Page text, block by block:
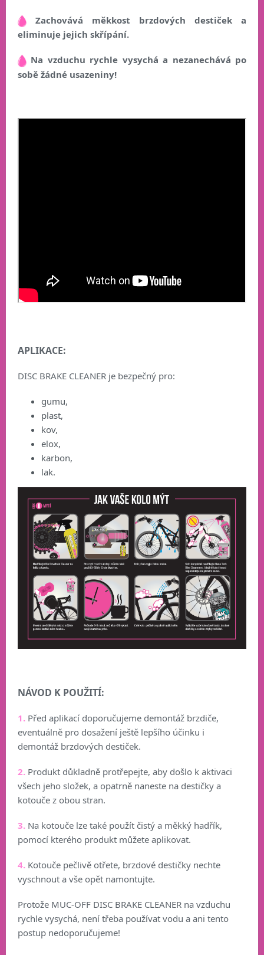
Zachovává měkkost brzdových destiček a
eliminuje jejich skřípání.
Na vzduchu rychle vysychá a nezanechává po
sobě žádné usazeniny!
APLIKACE:
DISC BRAKE CLEANER je bezpečný pro:
gumu,
plast,
kov,
elox,
karbon,
lak.
NÁVOD K POUŽITÍ:
1. Před aplikací doporučujeme demontáž brzdiče,
eventuálně pro dosažení ještě lepšího účinku i
demontáž brzdových destiček.
2. Produkt důkladně protřepejte, aby došlo k aktivaci
všech jeho složek, a opatrně naneste na destičky a
kotouče z obou stran.
3. Na kotouče lze také použít čistý a měkký hadřík,
pomocí kterého produkt můžete aplikovat.
4. Kotouče pečlivě otřete, brzdové destičky nechte
vyschnout a vše opět namontujte.
Protože MUC-OFF DISC BRAKE CLEANER na vzduchu
rychle vysychá, není třeba používat vodu a ani tento
postup nedoporučujeme!